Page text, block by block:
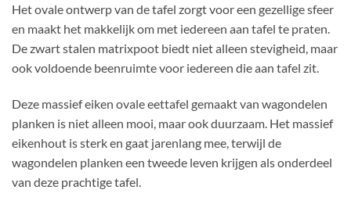
Het ovale ontwerp van de tafel zorgt voor een gezellige sfeer
en maakt het makkelijk om met iedereen aan tafel te praten.
De zwart stalen matrixpoot biedt niet alleen stevigheid, maar
ook voldoende beenruimte voor iedereen die aan tafel zit.
Deze massief eiken ovale eettafel gemaakt van wagondelen
planken is niet alleen mooi, maar ook duurzaam. Het massief
eikenhout is sterk en gaat jarenlang mee, terwijl de
wagondelen planken een tweede leven krijgen als onderdeel
van deze prachtige tafel.